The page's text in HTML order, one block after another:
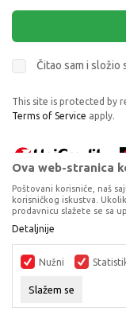
Čitao sam i složio
This site is protected by
Terms of Service apply.
Proizvode na sajtu
možemo garantovati
proizvoda, u
sajtu su dio naše
Ova web-stranica
Poštovani korisniče, naš
korisničkog iskustva.
prodavnicu slažete se sa
Detaljnije
Nužni
Slažem se